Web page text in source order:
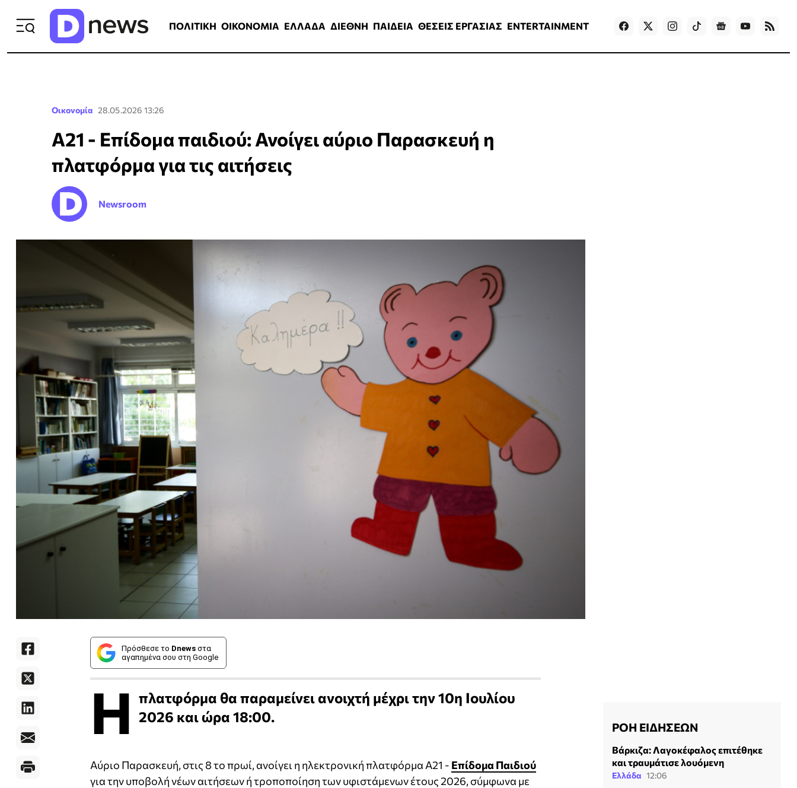
ΠΟΛΙΤΙΚΗ ΟΙΚΟΝΟΜΙΑ ΕΛΛΑΔΑ ΔΙΕΘΝΗ ΠΑΙΔΕΙΑ ΘΕΣΕΙΣ ΕΡΓΑΣΙΑΣ ENTERTAINMENT Games
Οικονομία 28.05.2026 13:26
Α21 - Επίδομα παιδιού: Ανοίγει αύριο Παρασκευή η
πλατφόρμα για τις αιτήσεις
Newsroom
Πρόσθεσε το Dnews στα
αγαπημένα σου στη Google
Η πλατφόρμα θα παραμείνει ανοιχτή μέχρι την 10η Ιουλίου
2026 και ώρα 18:00.
Αύριο Παρασκευή, στις 8 το πρωί, ανοίγει η ηλεκτρονική πλατφόρμα Α21 - Επίδομα Παιδιού
για την υποβολή νέων αιτήσεων ή τροποποίηση των υφιστάμενων έτους 2026, σύμφωνα με
ΡΟΗ ΕΙΔΗΣΕΩΝ
Βάρκιζα: Λαγοκέφαλος επιτέθηκε
και τραυμάτισε λουόμενη
Ελλάδα 12:06